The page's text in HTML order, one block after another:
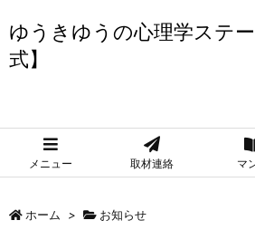
ゆうきゆうの心理学ステ
式】
メニュー 取材連絡 マ
ホーム > お知らせ